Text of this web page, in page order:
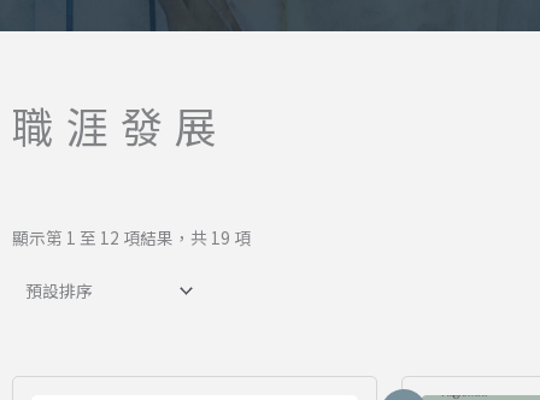
職涯發展
顯示第 1 至 12 項結果，共 19 項